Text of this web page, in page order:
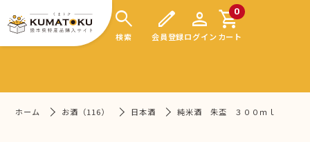
search
検索
edit
会員登録
person
ログイン
0
shopping_cart
カート
ホーム お酒（116） 日本酒 純米酒 朱盃 ３００ｍｌ